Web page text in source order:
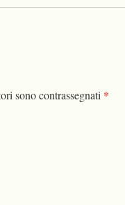
sono contrassegnati *